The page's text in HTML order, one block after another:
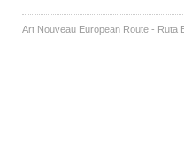
Art Nouveau European Route - Ruta